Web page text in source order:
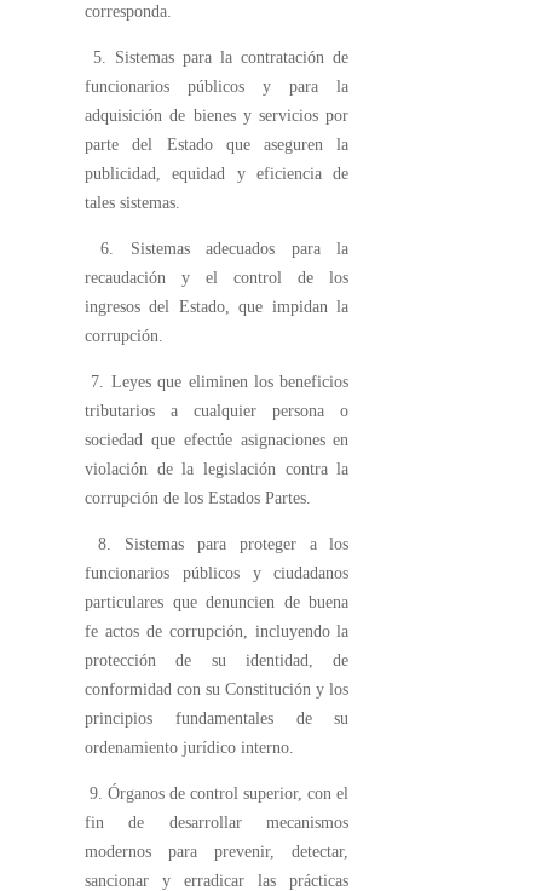
corresponda.
5. Sistemas para la contratación de
funcionarios públicos y para la
adquisición de bienes y servicios por
parte del Estado que aseguren la
publicidad, equidad y eficiencia de
tales sistemas.
6. Sistemas adecuados para la
recaudación y el control de los
ingresos del Estado, que impidan la
corrupción.
7. Leyes que eliminen los beneficios
tributarios a cualquier persona o
sociedad que efectúe asignaciones en
violación de la legislación contra la
corrupción de los Estados Partes.
8. Sistemas para proteger a los
funcionarios públicos y ciudadanos
particulares que denuncien de buena
fe actos de corrupción, incluyendo la
protección de su identidad, de
conformidad con su Constitución y los
principios fundamentales de su
ordenamiento jurídico interno.
9. Órganos de control superior, con el
fin de desarrollar mecanismos
modernos para prevenir, detectar,
sancionar y erradicar las prácticas